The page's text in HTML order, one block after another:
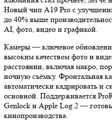
Новый чип A19 Pro с
до 40% выше
AI, фото, видео и графикой.
Камеры — ключевое
высоким качеством фото и
расстоянии, включая макро,
ночную съёмку. Фронтальная
автоматически кадрировать и
основной. Поддерживается
Genlock и Apple Log 2 —
кинопроизводства.